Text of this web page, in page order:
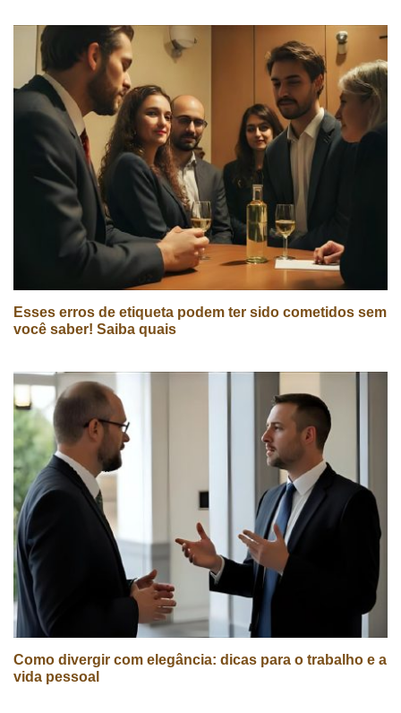
Esses erros de etiqueta podem ter sido cometidos sem
você saber! Saiba quais
Como divergir com elegância: dicas para o trabalho e a
vida pessoal